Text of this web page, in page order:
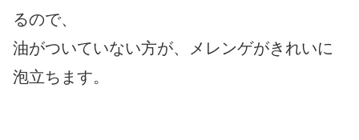
るので、
油がついていない方が、メレンゲがきれいに
泡立ちます。